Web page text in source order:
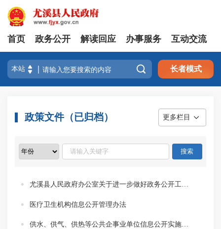
首页 政务公开 解读回应 办事服务 互动交流
 长者模式
政策文件（已归档） 更多栏目
医疗卫生机构信息公开管理办法
供水、供气、供热等公共企事业单位信息公开实施办法